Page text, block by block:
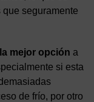
seguramente
mejor opción a
si esta
de frío, por otro